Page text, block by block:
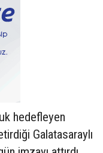
hedefleyen
Galatasaraylı